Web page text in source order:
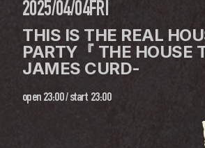
2025/04/04FRI
THIS IS THE REAL
PARTY『 THE HOUSE
JAMES CURD-
open 23:00 / start 23:00